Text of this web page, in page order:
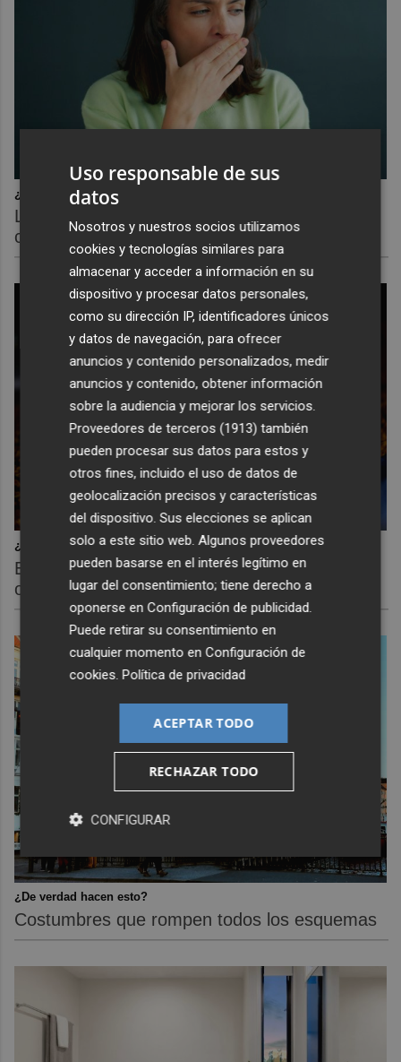
¿Por qué se contagia?
La ciencia explica por qué el bostezo es
contagioso
¿Sabías que existen?
Estas criaturas existen y parecen sacadas de
otro planeta
¿De verdad hacen esto?
Costumbres que rompen todos los esquemas
Uso responsable de sus
datos
Nosotros y nuestros socios utilizamos
cookies y tecnologías similares para
almacenar y acceder a información en su
dispositivo y procesar datos personales,
como su dirección IP, identificadores únicos
y datos de navegación, para ofrecer
anuncios y contenido personalizados, medir
anuncios y contenido, obtener información
sobre la audiencia y mejorar los servicios.
Proveedores de terceros (1913) también
pueden procesar sus datos para estos y
otros fines, incluido el uso de datos de
geolocalización precisos y características
del dispositivo. Sus elecciones se aplican
solo a este sitio web. Algunos proveedores
pueden basarse en el interés legítimo en
lugar del consentimiento; tiene derecho a
oponerse enConfiguración de publicidad
Puede retirar su consentimiento en
cualquier momento enConfiguración de
cookies .Política de privacidad
ACEPTAR TODO
RECHAZAR TODO
CONFIGURAR